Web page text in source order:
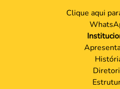
Clique aqui